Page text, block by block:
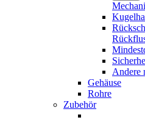
Andere
Gehäuse
Rohre
Zubehör